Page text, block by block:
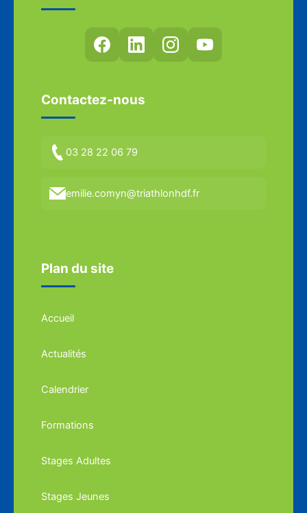
Contactez-nous
03 28 22 06 79
emilie.comyn@triathlonhdf.fr
Plan du site
Accueil
Actualités
Calendrier
Formations
Stages Adultes
Stages Jeunes